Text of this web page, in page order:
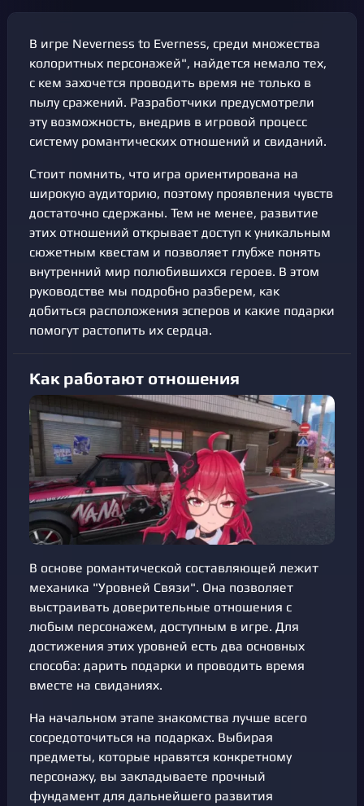
В игре Neverness to Everness, среди множества
колоритных персонажей", найдется немало тех,
с кем захочется проводить время не только в
пылу сражений. Разработчики предусмотрели
эту возможность, внедрив в игровой процесс
систему романтических отношений и свиданий.
Стоит помнить, что игра ориентирована на
широкую аудиторию, поэтому проявления чувств
достаточно сдержаны. Тем не менее, развитие
этих отношений открывает доступ к уникальным
сюжетным квестам и позволяет глубже понять
внутренний мир полюбившихся героев. В этом
руководстве мы подробно разберем, как
добиться расположения эсперов и какие подарки
помогут растопить их сердца.
Как работают отношения
В основе романтической составляющей лежит
механика "Уровней Связи". Она позволяет
выстраивать доверительные отношения с
любым персонажем, доступным в игре. Для
достижения этих уровней есть два основных
способа: дарить подарки и проводить время
вместе на свиданиях.
На начальном этапе знакомства лучше всего
сосредоточиться на подарках. Выбирая
предметы, которые нравятся конкретному
персонажу, вы закладываете прочный
фундамент для дальнейшего развития